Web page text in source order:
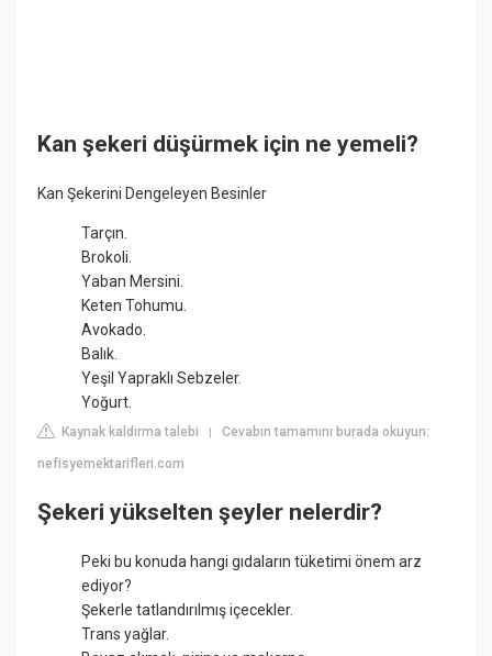
Kan şekeri düşürmek için ne yemeli?
Kan Şekerini Dengeleyen Besinler
Tarçın.
Brokoli.
Yaban Mersini.
Keten Tohumu.
Avokado.
Balık.
Yeşil Yapraklı Sebzeler.
Yoğurt.
Kaynak kaldırma talebi |Cevabın tamamını burada okuyun:
nefisyemektarifleri.com
Şekeri yükselten şeyler nelerdir?
Peki bu konuda hangi gıdaların tüketimi önem arz
ediyor?
Şekerle tatlandırılmış içecekler.
Trans yağlar.